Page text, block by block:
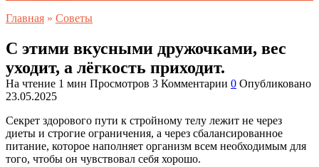
Главная » Советы
С этими вкусными дружочками, вес
уходит, а лёгкость приходит.
На чтение 1 мин Просмотров 3 Комментарии 0 Опубликовано
23.05.2025
Секрет здорового пути к стройному телу лежит не через
диеты и строгие ограничения, а через сбалансированное
питание, которое наполняет организм всем необходимым для
того, чтобы он чувствовал себя хорошо.